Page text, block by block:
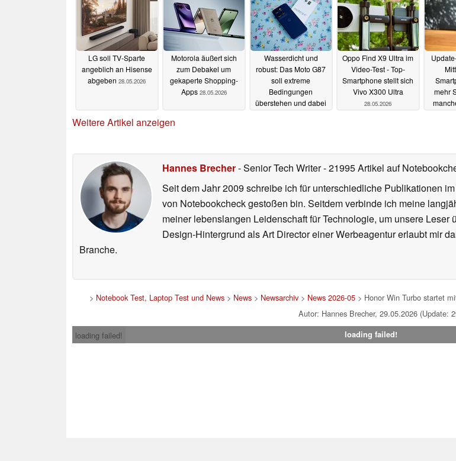
LG soll TV-Sparte
angeblich an Hisense
abgeben 28.05.2026
Motorola äußert sich
zum Debakel um
gekaperte Shopping-
Apps 28.05.2026
Wasserdicht und
robust: Das Moto G87
soll extreme
Bedingungen
überstehen und dabei
Oppo Find X9 Ultra im
Video-Test - Top-
Smartphone stellt sich
Vivo X300 Ultra
28.05.2026
mehr
Weitere Artikel anzeigen
Hannes Brecher- Senior Tech Writer- 21995 Artikel auf
Seit dem Jahr 2009 schreibe ich für unterschiedliche Publikationen
von Notebookcheck gestoßen bin. Seitdem verbinde ich meine
meiner lebenslangen Leidenschaft für Technologie, um unsere
Design-Hintergrund als Art Director einer Werbeagentur erlaubt mir
Branche.
> Notebook Test, Laptop Test und News> News> Newsarchiv> News 2026-05> Honor Win Turbo startet
Autor: Hannes Brecher, 29.05.2026 (Update:
loading failed!
loading failed!